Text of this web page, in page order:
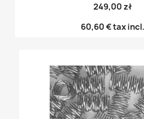
249,00 zł
60,60 €tax incl.